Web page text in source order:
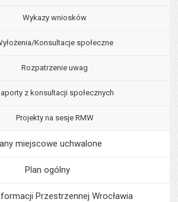
Wykazy wniosków
Konsultacje społeczne
Rozpatrzenie uwag
z konsultacji społecznych
Projekty na sesje RMW
miejscowe uchwalone
Plan ogólny
Przestrzennej Wrocławia